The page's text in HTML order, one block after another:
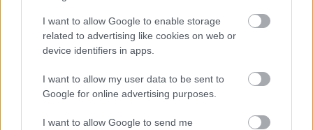
I want to allow Google to enable storage
related to advertising like cookies on web or
device identifiers in apps.
I want to allow my user data to be sent to
Google for online advertising purposes.
I want to allow Google to send me